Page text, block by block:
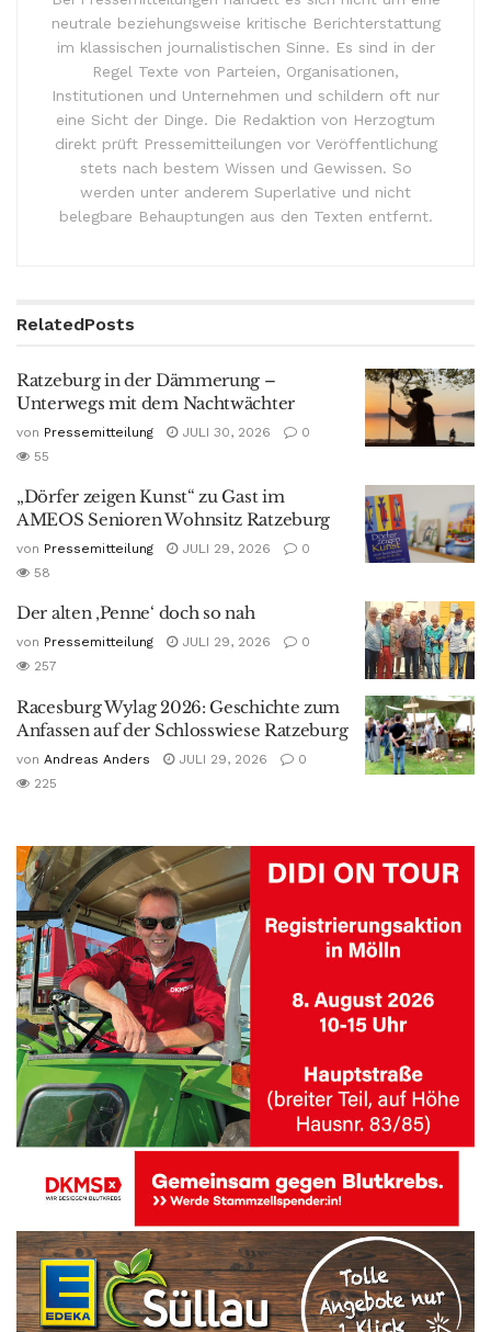
neutrale beziehungsweise kritische Berichterstattung
im klassischen journalistischen Sinne. Es sind in der
Regel Texte von Parteien, Organisationen,
Institutionen und Unternehmen und schildern oft nur
eine Sicht der Dinge. Die Redaktion von Herzogtum
direkt prüft Pressemitteilungen vor Veröffentlichung
stets nach bestem Wissen und Gewissen. So
werden unter anderem Superlative und nicht
belegbare Behauptungen aus den Texten entfernt.
RelatedPosts
Ratzeburg in der Dämmerung –
Unterwegs mit dem Nachtwächter
von Pressemitteilung JULI 30, 2026
0
55
„Dörfer zeigen Kunst“ zu Gast im
AMEOS Senioren Wohnsitz Ratzeburg
von Pressemitteilung JULI 29, 2026
0
58
Der alten ‚Penne‘ doch so nah
von Pressemitteilung JULI 29, 2026
0
257
Racesburg Wylag 2026: Geschichte zum
Anfassen auf der Schlosswiese Ratzeburg
von Andreas Anders JULI 29, 2026
0
225